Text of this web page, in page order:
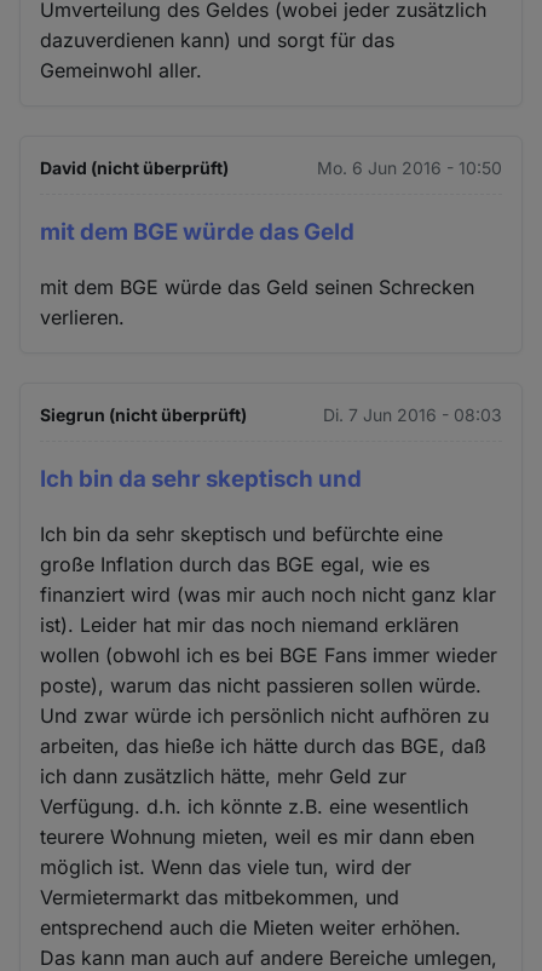
Umverteilung des Geldes (wobei jeder zusätzlich
dazuverdienen kann) und sorgt für das
Gemeinwohl aller.
David (nicht überprüft) Mo. 6 Jun 2016 - 10:50
mit dem BGE würde das Geld
mit dem BGE würde das Geld seinen Schrecken
verlieren.
Siegrun (nicht überprüft) Di. 7 Jun 2016 - 08:03
Ich bin da sehr skeptisch und
Ich bin da sehr skeptisch und befürchte eine
große Inflation durch das BGE egal, wie es
finanziert wird (was mir auch noch nicht ganz klar
ist). Leider hat mir das noch niemand erklären
wollen (obwohl ich es bei BGE Fans immer wieder
poste), warum das nicht passieren sollen würde.
Und zwar würde ich persönlich nicht aufhören zu
arbeiten, das hieße ich hätte durch das BGE, daß
ich dann zusätzlich hätte, mehr Geld zur
Verfügung. d.h. ich könnte z.B. eine wesentlich
teurere Wohnung mieten, weil es mir dann eben
möglich ist. Wenn das viele tun, wird der
Vermietermarkt das mitbekommen, und
entsprechend auch die Mieten weiter erhöhen.
Das kann man auch auf andere Bereiche umlegen,